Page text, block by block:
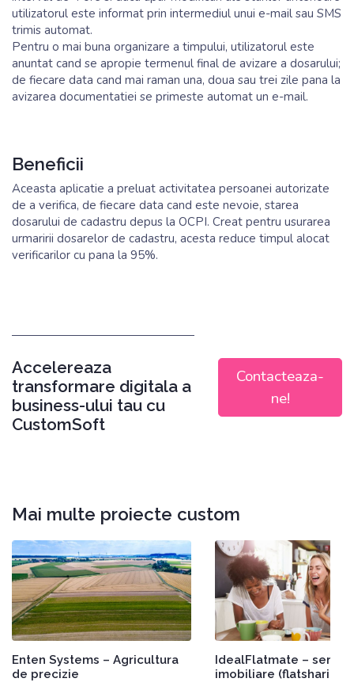
utilizatorul este informat prin intermediul unui e-mail sau SMS
trimis automat.
Pentru o mai buna organizare a timpului, utilizatorul este
anuntat cand se apropie termenul final de avizare a dosarului;
de fiecare data cand mai raman una, doua sau trei zile pana la
avizarea documentatiei se primeste automat un e-mail.
Beneficii
Aceasta aplicatie a preluat activitatea persoanei autorizate
de a verifica, de fiecare data cand este nevoie, starea
dosarului de cadastru depus la OCPI. Creat pentru usurarea
urmaririi dosarelor de cadastru, acesta reduce timpul alocat
verificarilor cu pana la 95%.
Accelereaza
transformare digitala a
business-ului tau cu
CustomSoft
Contacteaza-
ne!
Mai multe proiecte custom
Enten Systems – Agricultura
de precizie
IdealFlatmate – servicii
imobiliare (flatsharing)